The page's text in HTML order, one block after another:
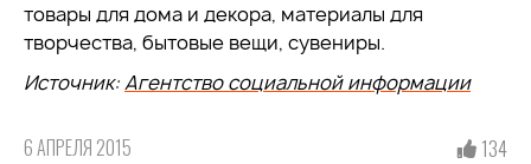
товары для дома и декора, материалы для
творчества, бытовые вещи, сувениры.
Источник:Агентство социальной информации
6 АПРЕЛЯ 2015 134